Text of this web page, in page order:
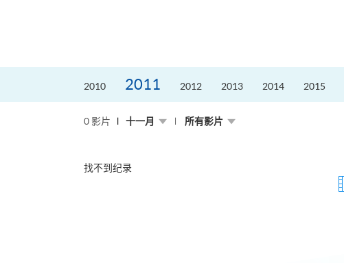
2010 2011 2012 2013 2014 2015
0 影片 十一月 所有影片
找不到纪录